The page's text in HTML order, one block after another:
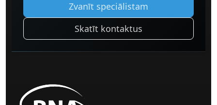
Zvanīt speciālistam
Skatīt kontaktus